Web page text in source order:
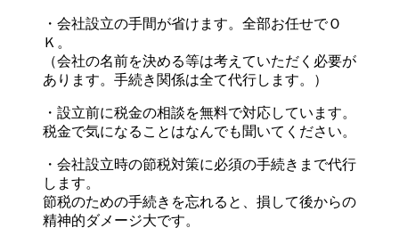
・会社設立の手間が省けます。全部お任せでＯ
Ｋ。
（会社の名前を決める等は考えていただく必要が
あります。手続き関係は全て代行します。）
・設立前に税金の相談を無料で対応しています。
税金で気になることはなんでも聞いてください。
・会社設立時の節税対策に必須の手続きまで代行
します。
節税のための手続きを忘れると、損して後からの
精神的ダメージ大です。